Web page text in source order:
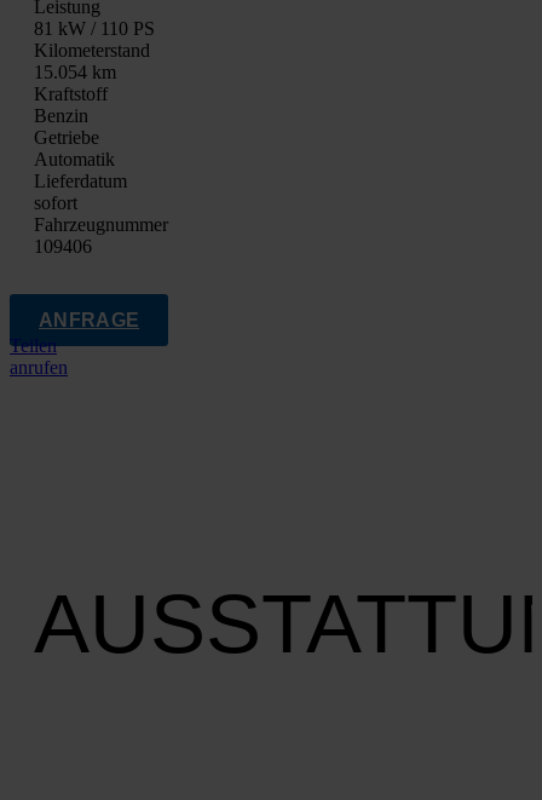
Leis­tung
81 kW / 110 PS
Kilo­me­ter­stand
15.054 km
Kraft­stoff
Ben­zin
Getrie­be
Auto­ma­tik
Lie­fer­da­tum
sofort
Fahrzeugnummer
109406
ANFRAGE
Teilen
anrufen